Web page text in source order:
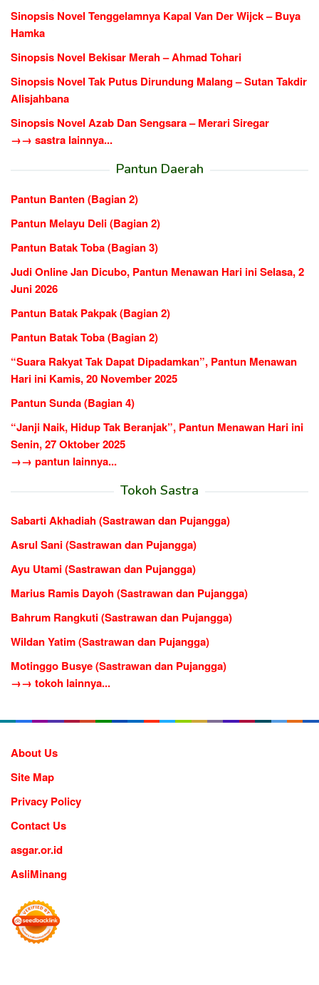
Sinopsis Novel Tenggelamnya Kapal Van Der Wijck – Buya
Hamka
Sinopsis Novel Bekisar Merah – Ahmad Tohari
Sinopsis Novel Tak Putus Dirundung Malang – Sutan Takdir
Alisjahbana
Sinopsis Novel Azab Dan Sengsara – Merari Siregar
→→ sastra lainnya...
Pantun Daerah
Pantun Banten (Bagian 2)
Pantun Melayu Deli (Bagian 2)
Pantun Batak Toba (Bagian 3)
Judi Online Jan Dicubo, Pantun Menawan Hari ini Selasa, 2
Juni 2026
Pantun Batak Pakpak (Bagian 2)
Pantun Batak Toba (Bagian 2)
“Suara Rakyat Tak Dapat Dipadamkan”, Pantun Menawan
Hari ini Kamis, 20 November 2025
Pantun Sunda (Bagian 4)
“Janji Naik, Hidup Tak Beranjak”, Pantun Menawan Hari ini
Senin, 27 Oktober 2025
→→ pantun lainnya...
Tokoh Sastra
Sabarti Akhadiah (Sastrawan dan Pujangga)
Asrul Sani (Sastrawan dan Pujangga)
Ayu Utami (Sastrawan dan Pujangga)
Marius Ramis Dayoh (Sastrawan dan Pujangga)
Bahrum Rangkuti (Sastrawan dan Pujangga)
Wildan Yatim (Sastrawan dan Pujangga)
Motinggo Busye (Sastrawan dan Pujangga)
→→ tokoh lainnya...
About Us
Site Map
Privacy Policy
Contact Us
asgar.or.id
AsliMinang